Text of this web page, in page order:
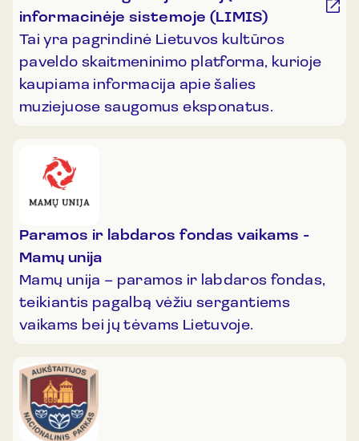
informacinėje sistemoje (LIMIS)
Tai yra pagrindinė Lietuvos kultūros
paveldo skaitmeninimo platforma, kurioje
kaupiama informacija apie šalies
muziejuose saugomus eksponatus.
Paramos ir labdaros fondas vaikams -
Mamų unija
Mamų unija – paramos ir labdaros fondas,
teikiantis pagalbą vėžiu sergantiems
vaikams bei jų tėvams Lietuvoje.